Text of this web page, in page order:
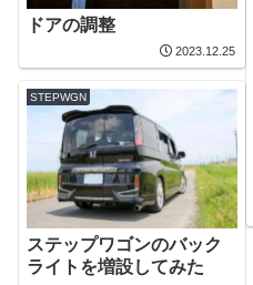
ドアの調整
2023.12.25
STEPWGN
ステップワゴンのバック
ライトを増設してみた